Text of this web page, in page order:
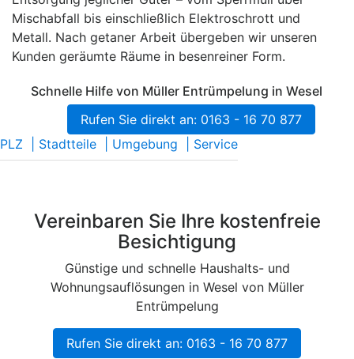
Mischabfall bis einschließlich Elektroschrott und
Metall. Nach getaner Arbeit übergeben wir unseren
Kunden geräumte Räume in besenreiner Form.
Schnelle Hilfe von Müller Entrümpelung in Wesel
Rufen Sie direkt an: 0163 - 16 70 877
PLZ
Stadtteile Umgebung Service
Vereinbaren Sie Ihre kostenfreie
Besichtigung
Günstige und schnelle Haushalts- und
Wohnungsauflösungen in Wesel von Müller
Entrümpelung
Rufen Sie direkt an: 0163 - 16 70 877